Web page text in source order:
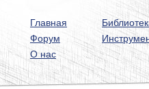
Главная
Форум
О нас